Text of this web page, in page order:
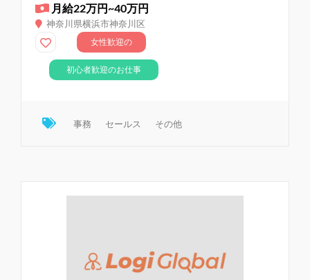
月給22万円~40万円
神奈川県横浜市神奈川区
女性歓迎の
お仕事
初心者歓迎のお仕事
事務 セールス その他